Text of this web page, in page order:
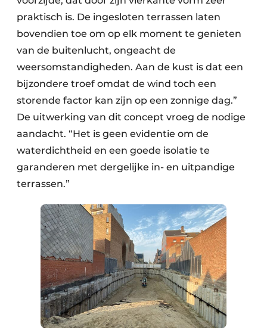
praktisch is. De ingesloten terrassen laten
bovendien toe om op elk moment te genieten
van de buitenlucht, ongeacht de
weersomstandigheden. Aan de kust is dat een
bijzondere troef omdat de wind toch een
storende factor kan zijn op een zonnige dag.”
De uitwerking van dit concept vroeg de nodige
aandacht. “Het is geen evidentie om de
waterdichtheid en een goede isolatie te
garanderen met dergelijke in- en uitpandige
terrassen.”